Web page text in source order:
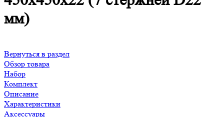
мм)
Вернуться в раздел
Обзор товара
Набор
Комплект
Описание
Характеристики
Аксессуары